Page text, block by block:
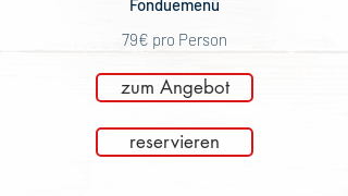
Fonduemenü
79€ pro Person
zum Angebot
reservieren